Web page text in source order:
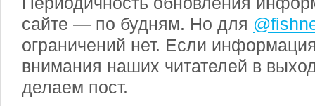
сайте — по будням. Но для
ограничений нет. Если
внимания наших читателей в
делаем пост.